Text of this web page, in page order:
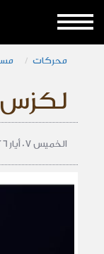
محركات
لكزس
الخميس 07 أيار 2026